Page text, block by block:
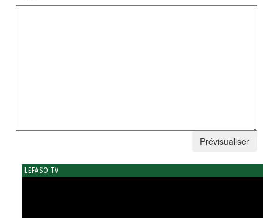
LEFASO TV